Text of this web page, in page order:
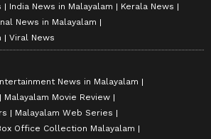
India News in Malayalam
Kerala News
News in Malayalam
Viral News
News in Malayalam
Malayalam Movie Review
Malayalam Web Series
Office Collection Malayalam